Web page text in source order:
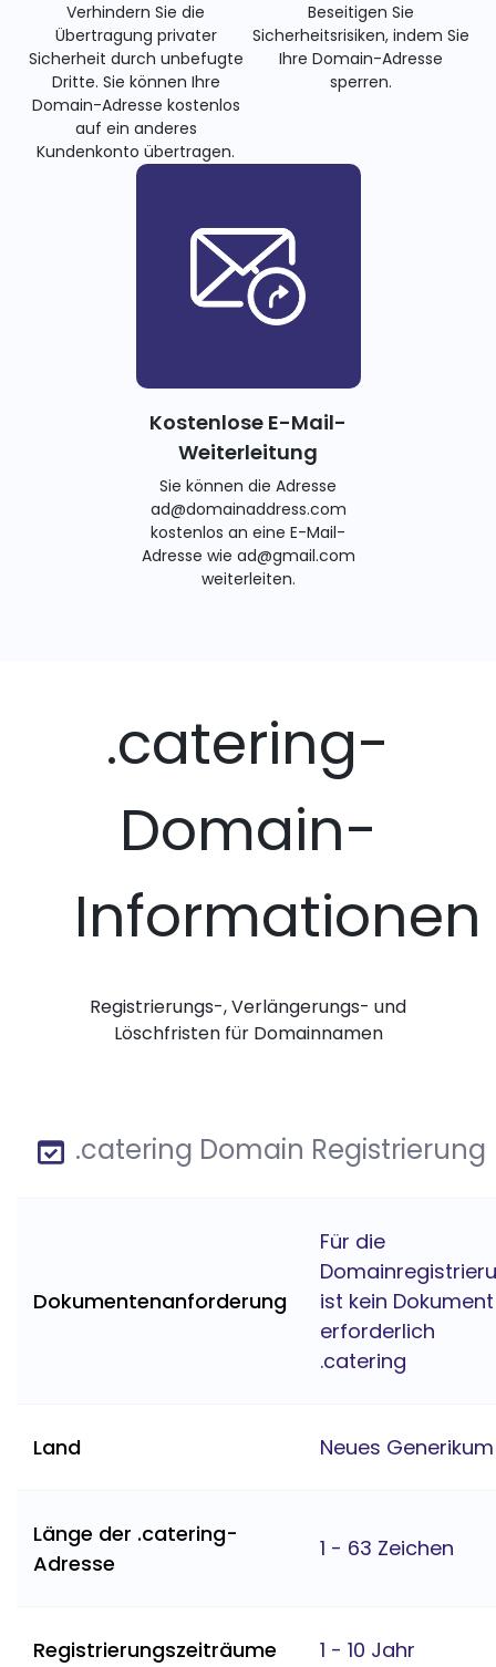
Verhindern Sie die
Übertragung privater
Sicherheit durch unbefugte
Dritte. Sie können Ihre
Domain-Adresse kostenlos
auf ein anderes
Kundenkonto übertragen.
Beseitigen Sie
Sicherheitsrisiken, indem Sie
Ihre Domain-Adresse
sperren.
Kostenlose E-Mail-
Weiterleitung
Sie können die Adresse
ad@domainaddress.com
kostenlos an eine E-Mail-
Adresse wie ad@gmail.com
weiterleiten.
.catering-
Domain-
Informationen
Registrierungs-, Verlängerungs- und
Löschfristen für Domainnamen
.catering Domain Registrierung
Dokumentenanforderung
Für die
ist kein Dokument
erforderlich
.catering
Land Neues Generikum
Länge der .catering-
Adresse
1 - 63 Zeichen
Registrierungszeiträume 1 - 10 Jahr